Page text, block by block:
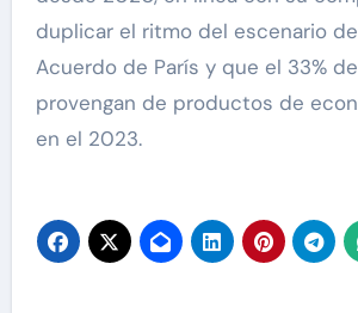
duplicar el ritmo del escenario de
Acuerdo de París y que el 33%
provengan de productos de
en el 2023.